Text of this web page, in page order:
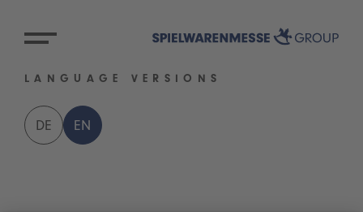
LANGUAGE VERSIONS
DE EN